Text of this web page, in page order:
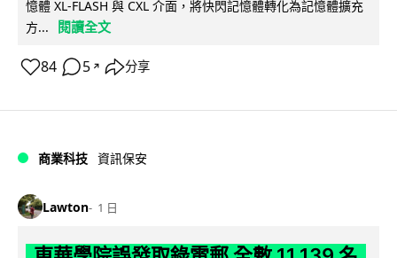
憶體 XL-FLASH 與 CXL 介面，將快閃記憶體轉化為記憶體擴充
方...
閱讀全文
84 5 ↗ 分享
商業科技 資訊保安
Lawton 1 日